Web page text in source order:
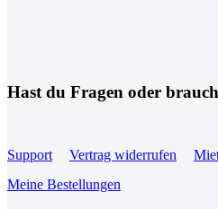
Hast du Fragen oder
Support Vertrag widerrufen
Meine Bestellungen